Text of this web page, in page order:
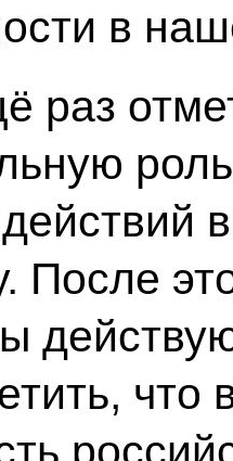
в
раз
После
что